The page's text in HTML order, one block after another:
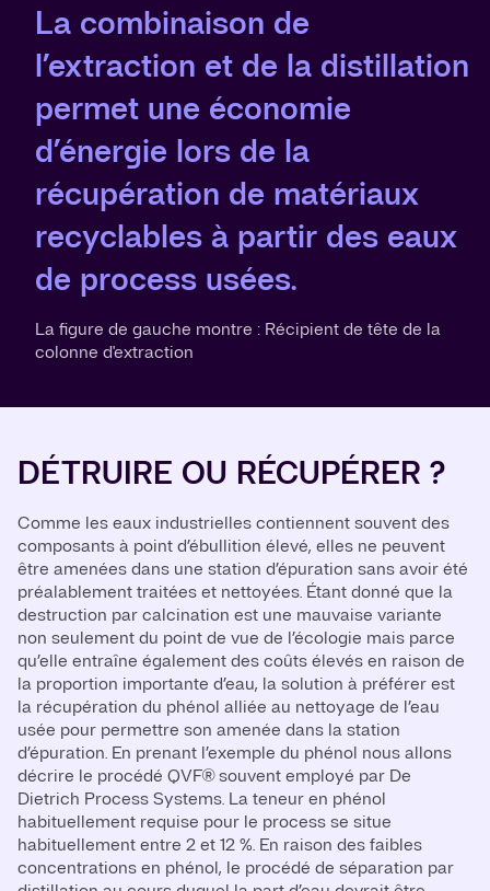
La combinaison de
l’extraction et de la distillation
permet une économie
d’énergie lors de la
récupération de matériaux
recyclables à partir des eaux
de process usées.
La figure de gauche montre : Récipient de tête de la
colonne d'extraction
DÉTRUIRE OU RÉCUPÉRER ?
Comme les eaux industrielles contiennent souvent des
composants à point d’ébullition élevé, elles ne peuvent
être amenées dans une station d’épuration sans avoir été
préalablement traitées et nettoyées. Étant donné que la
destruction par calcination est une mauvaise variante
non seulement du point de vue de l’écologie mais parce
qu’elle entraîne également des coûts élevés en raison de
la proportion importante d’eau, la solution à préférer est
la récupération du phénol alliée au nettoyage de l’eau
usée pour permettre son amenée dans la station
d’épuration. En prenant l’exemple du phénol nous allons
décrire le procédé QVF® souvent employé par De
Dietrich Process Systems. La teneur en phénol
habituellement requise pour le process se situe
habituellement entre 2 et 12 %. En raison des faibles
concentrations en phénol, le procédé de séparation par